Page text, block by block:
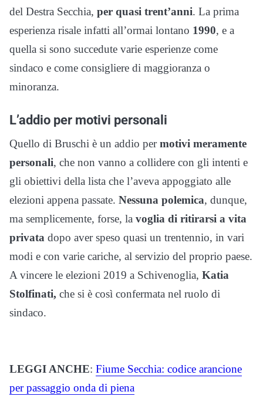
del Destra Secchia, per quasi trent’anni. La prima
esperienza risale infatti all’ormai lontano 1990, e a
quella si sono succedute varie esperienze come
sindaco e come consigliere di maggioranza o
minoranza.
L’addio per motivi personali
Quello di Bruschi è un addio permotivi meramente
personali, che non vanno a collidere con gli intenti e
gli obiettivi della lista che l’aveva appoggiato alle
elezioni appena passate. Nessuna polemica, dunque,
ma semplicemente, forse, la voglia di ritirarsi a vita
privata dopo aver speso quasi un trentennio, in vari
modi e con varie cariche, al servizio del proprio paese.
A vincere le elezioni 2019 a Schivenoglia, Katia
Stolfinati, che si è così confermata nel ruolo di
sindaco.
LEGGI ANCHE: Fiume Secchia: codice arancione
per passaggio onda di piena